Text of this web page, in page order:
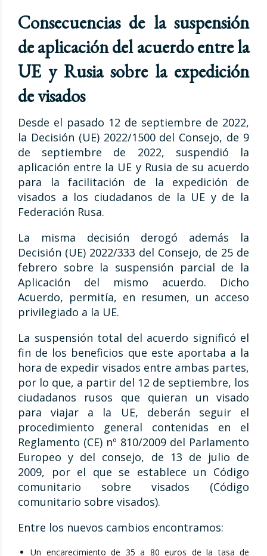
Consecuencias de la suspensión
de aplicación del acuerdo entre la
UE y Rusia sobre la expedición
de visados
Desde el pasado 12 de septiembre de 2022,
la Decisión (UE) 2022/1500 del Consejo, de 9
de septiembre de 2022, suspendió la
aplicación entre la UE y Rusia de su acuerdo
para la facilitación de la expedición de
visados a los ciudadanos de la UE y de la
Federación Rusa.
La misma decisión derogó además la
Decisión (UE) 2022/333 del Consejo, de 25 de
febrero sobre la suspensión parcial de la
Aplicación del mismo acuerdo. Dicho
Acuerdo, permitía, en resumen, un acceso
privilegiado a la UE.
La suspensión total del acuerdo significó el
fin de los beneficios que este aportaba a la
hora de expedir visados entre ambas partes,
por lo que, a partir del 12 de septiembre, los
ciudadanos rusos que quieran un visado
para viajar a la UE, deberán seguir el
procedimiento general contenidas en el
Reglamento (CE) nº 810/2009 del Parlamento
Europeo y del consejo, de 13 de julio de
2009, por el que se establece un Código
comunitario sobre visados (Código
comunitario sobre visados).
Entre los nuevos cambios encontramos:
Un encarecimiento de 35 a 80 euros de la tasa de